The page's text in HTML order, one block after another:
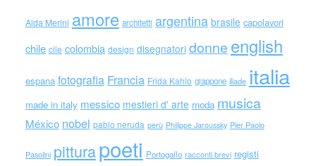
Alda Merini amore architetti argentina brasile capolavori
chile cile colombia design disegnatori donne english
espana fotografia Francia Frida Kahlo giappone iliade italia
made in italy messico mestieri d' arte moda musica
México nobel pablo neruda perù Philippe Jaroussky Pier Paolo
Pasolini pitturapoeti Portogallo racconti brevi registi